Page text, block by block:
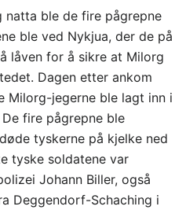
natta ble de fire pågrepne
ble ved Nykjua, der de på
låven for å sikre at Milorg
Dagen etter ankom
Milorg-jegerne ble lagt inn i
fire pågrepne ble
tyskerne på kjelke ned
tyske soldatene var
Johann Biller, også
Deggendorf-Schaching i